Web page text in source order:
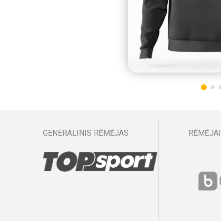
GENERALINIS RĖMĖJAS RĖMĖJAI